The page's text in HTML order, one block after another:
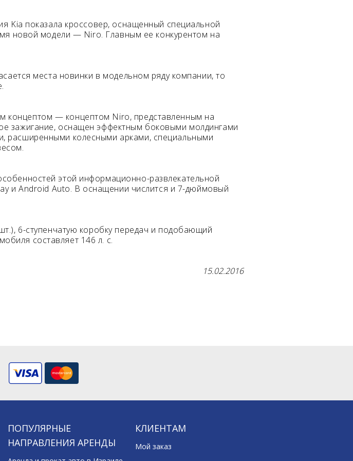
Kia показала кроссовер, оснащенный специальной
новой модели — Niro. Главным ее конкурентом на
места новинки в модельном ряду компании, то
концептом — концептом Niro, представленным на
зажигание, оснащен эффектным боковыми молдингами
расширенными колесными арками, специальными
этой информационно-развлекательной
и Android Auto. В оснащении числится и 7-дюймовый
6-ступенчатую коробку передач и подобающий
составляет 146 л. с.
15.02.2016
ПОПУЛЯРНЫЕ
НАПРАВЛЕНИЯ АРЕНДЫ
КЛИЕНТАМ
Мой заказ